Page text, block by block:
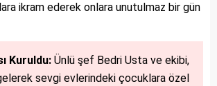
ikram ederek onlara unutulmaz bir gün
Kuruldu: Ünlü şef Bedri Usta ve ekibi,
sevgi evlerindeki çocuklara özel